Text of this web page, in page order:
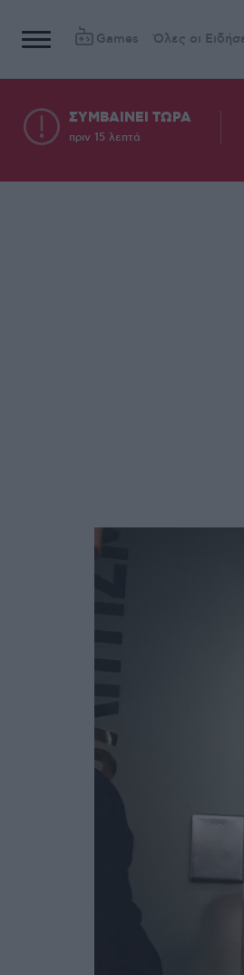
Games Όλες οι
ΣΥΜΒΑΙΝΕΙ ΤΩΡΑ
πριν 15 λεπτά